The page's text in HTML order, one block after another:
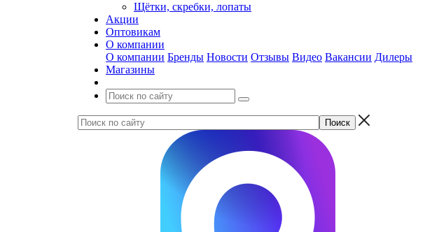
Щётки, скребки, лопаты
Акции
Оптовикам
О компании
О компании Бренды Новости Отзывы Видео Вакансии Дилеры
Магазины